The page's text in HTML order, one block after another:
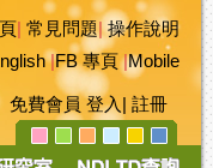
常見問題|操作說明
|FB 專頁|Mobile
免費會員 登入 註冊